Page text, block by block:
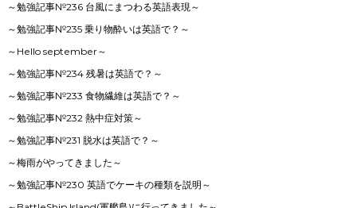
～勉強記事№236 台風にまつわる英語表現～
～勉強記事№235 乗り物酔いは英語で？～
～Hello september～
～勉強記事№234 残暑は英語で？～
～勉強記事№233 食物繊維は英語で？～
～勉強記事№232 熱中症対策～
～勉強記事№231 脱水は英語で？～
～梅雨がやってきました～
～勉強記事№230 英語でケーキの種類を説明～